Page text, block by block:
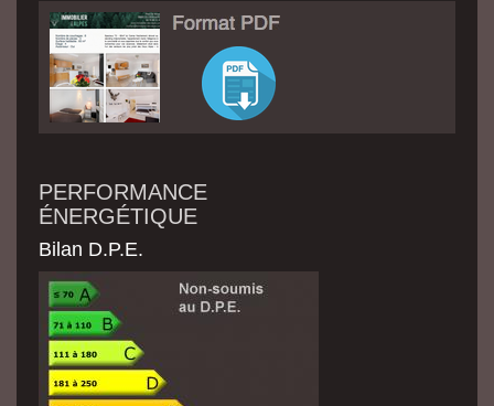
PERFORMANCE
ÉNERGÉTIQUE
Bilan D.P.E.